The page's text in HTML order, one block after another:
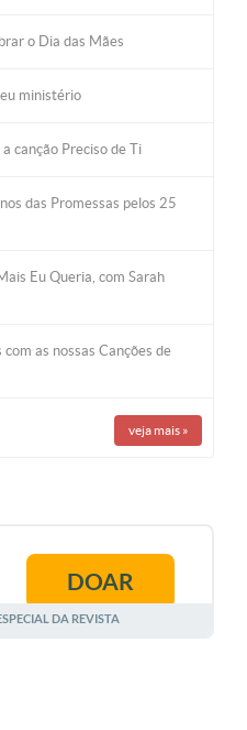
o Dia das Mães
ministério
canção Preciso de Ti
das Promessas pelos 25
Eu Queria, com Sarah
as nossas Canções de
veja mais »
DOAR
DA REVISTA